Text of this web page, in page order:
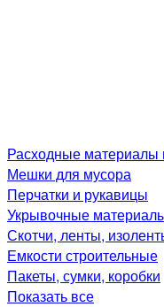
Расходные материалы
Мешки для мусора
Перчатки и рукавицы
Укрывочные
Скотчи, ленты,
Емкости строительные
Пакеты, сумки, коробки
Показать все